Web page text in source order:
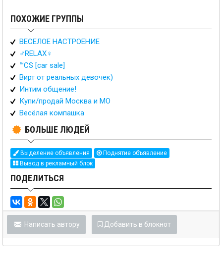
ПОХОЖИЕ ГРУППЫ
ВЕСЕЛОЕ НАСТРОЕНИЕ
♂️RELAX♀️
™️CS [car sale]
Вирт от реальных девочек)
Интим общение!
Купи/продай Москва и МО
Весёлая компашка
БОЛЬШЕ ЛЮДЕЙ
Выделение объявления
Поднятие объявление
Вывод в рекламный блок
ПОДЕЛИТЬСЯ
Написать автору Добавить в блокнот